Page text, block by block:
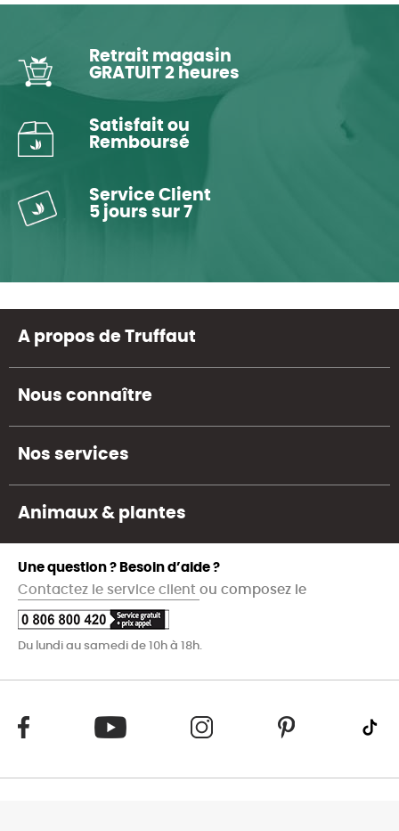
Retrait magasin
GRATUIT 2 heures
Satisfait ou
Remboursé
Service Client
5 jours sur 7
A propos de Truffaut
Nous connaître
Nos services
Animaux & plantes
Une question ? Besoin d’aide ?
Contactez le service client ou composez le
Du lundi au samedi de 10h à 18h.